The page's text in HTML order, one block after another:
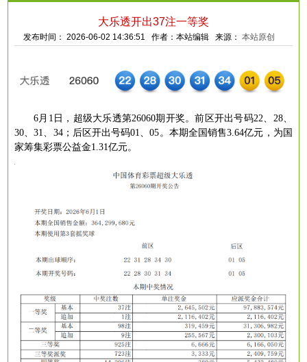
大乐透开出37注一等奖
发布时间： 2026-06-02 14:36:51 作者：本站编辑 来源：本站原创
6月1日，超级大乐透第26060期开奖。前区开出号码22、28、
30、31、34；后区开出号码01、05。本期全国销售3.64亿元，为国
家筹集彩票公益金1.31亿元。